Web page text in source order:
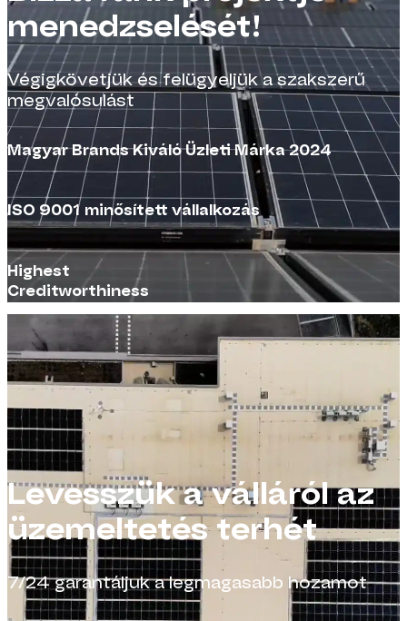
menedzselését!
Végigkövetjük és felügyeljük a szakszerű
megvalósulást
Magyar Brands Kiváló Üzleti Márka 2024
ISO 9001 minősített vállalkozás
Highest
Creditworthiness
Levesszük a válláról az
üzemeltetés terhét
7/24 garantáljuk a legmagasabb hozamot